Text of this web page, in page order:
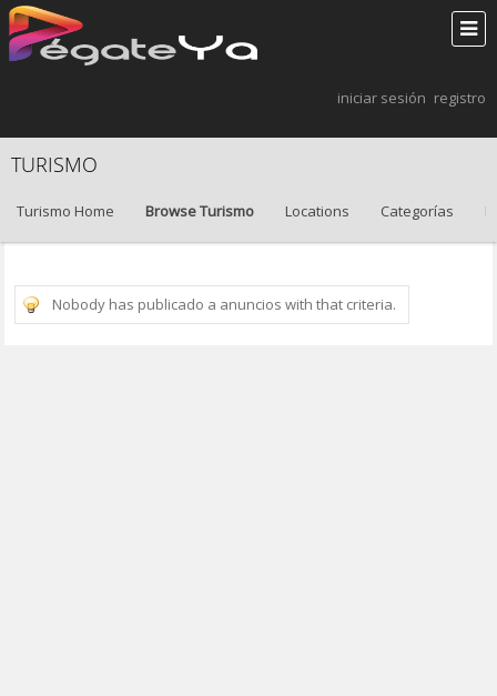
iniciar sesión registro
TURISMO
Turismo Home Browse Turismo Locations Categorías
Nobody has publicado a anuncios with that criteria.